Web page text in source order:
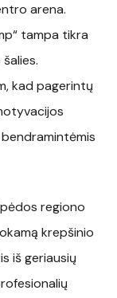
arena.
tampa tikra
kad pagerintų
regiono
krepšinio
iš geriausių